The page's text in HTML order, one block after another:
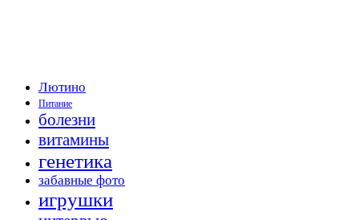
Лютино
Питание
болезни
витамины
генетика
забавные фото
игрушки